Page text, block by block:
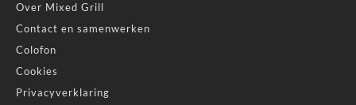
Over Mixed Grill
Contact en samenwerken
Colofon
Cookies
Privacyverklaring